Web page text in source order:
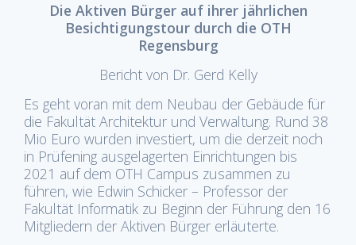
Die Aktiven Bürger auf ihrer jährlichen
Besichtigungstour durch die OTH
Regensburg
Bericht von Dr. Gerd Kelly
Es geht voran mit dem Neubau der Gebäude für
die Fakultät Architektur und Verwaltung. Rund 38
Mio Euro wurden investiert, um die derzeit noch
in Prüfening ausgelagerten Einrichtungen bis
2021 auf dem OTH Campus zusammen zu
führen, wie Edwin Schicker – Professor der
Fakultät Informatik zu Beginn der Führung den 16
Mitgliedern der Aktiven Bürger erläuterte.